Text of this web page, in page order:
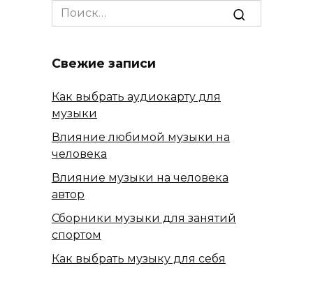
Search
for:
Свежие записи
Как выбрать аудиокарту для
музыки
Влияние любимой музыки на
человека
Влияние музыки на человека
автор
Сборники музыки для занятий
спортом
Как выбрать музыку для себя